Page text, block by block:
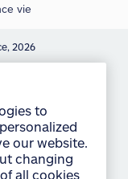
vie
2026
changing
all cookies
or
time,